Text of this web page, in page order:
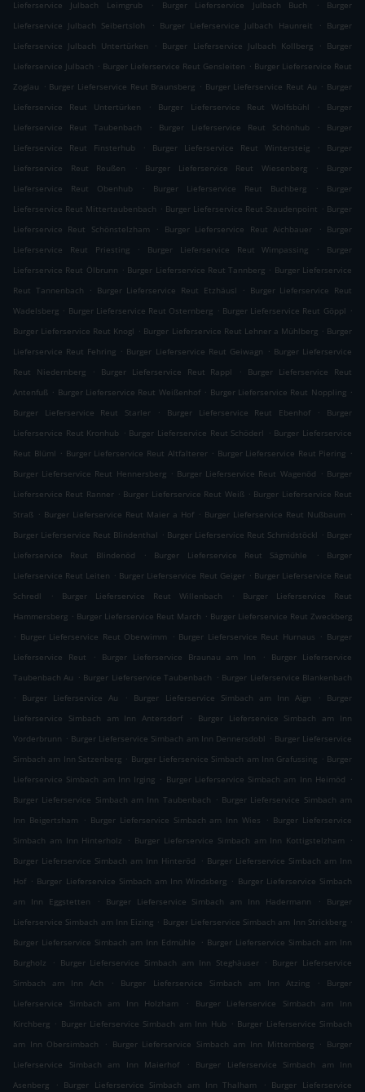
Lieferservice Julbach Leimgrub . Burger Lieferservice Julbach Buch .
Burger
Lieferservice Julbach Seibertsloh
. Burger Lieferservice Julbach Haunreit . Burger
Lieferservice Julbach Untertürken
. Burger Lieferservice Julbach Kollberg . Burger
Lieferservice Julbach . Burger Lieferservice Reut Gensleiten . Burger Lieferservice Reut
Zoglau . Burger Lieferservice Reut Braunsberg . Burger Lieferservice Reut Au . Burger
Lieferservice Reut Untertürken
. Burger Lieferservice Reut Wolfsbühl .
Burger
Lieferservice Reut Taubenbach
. Burger Lieferservice Reut Schönhub .
Burger
Lieferservice Reut Finsterhub
. Burger Lieferservice Reut Wintersteig .
Burger
Lieferservice Reut Reußen
. Burger Lieferservice Reut Wiesenberg .
Burger
Lieferservice Reut Obenhub
. Burger Lieferservice Reut Buchberg .
Burger
Lieferservice Reut Mittertaubenbach . Burger Lieferservice Reut Staudenpoint . Burger
Lieferservice Reut Schönstelzham
. Burger Lieferservice Reut Aichbauer . Burger
Lieferservice Reut Priesting
. Burger Lieferservice Reut Wimpassing .
Burger
Lieferservice Reut Ölbrunn . Burger Lieferservice Reut Tannberg . Burger Lieferservice
Reut Tannenbach
. Burger Lieferservice Reut Etzhäusl . Burger Lieferservice Reut
Wadelsberg . Burger Lieferservice Reut Osternberg . Burger Lieferservice Reut Göppl .
Burger Lieferservice Reut Knogl . Burger Lieferservice Reut Lehner a Mühlberg . Burger
Lieferservice Reut Fehring . Burger Lieferservice Reut Geiwagn . Burger Lieferservice
Reut Niedernberg
. Burger Lieferservice Reut Rappl .
Burger Lieferservice Reut
Antenfuß . Burger Lieferservice Reut Weißenhof . Burger Lieferservice Reut Noppling .
Burger Lieferservice Reut Starler
. Burger Lieferservice Reut Ebenhof .
Burger
Lieferservice Reut Kronhub . Burger Lieferservice Reut Schöderl . Burger Lieferservice
Reut Blüml . Burger Lieferservice Reut Altfalterer . Burger Lieferservice Reut Piering .
Burger Lieferservice Reut Hennersberg . Burger Lieferservice Reut Wagenöd . Burger
Lieferservice Reut Ranner . Burger Lieferservice Reut Weiß . Burger Lieferservice Reut
Straß . Burger Lieferservice Reut Maier a Hof . Burger Lieferservice Reut Nußbaum .
Burger Lieferservice Reut Blindenthal . Burger Lieferservice Reut Schmidstöckl . Burger
Lieferservice Reut Blindenöd
. Burger Lieferservice Reut Sägmühle .
Burger
Lieferservice Reut Leiten . Burger Lieferservice Reut Geiger . Burger Lieferservice Reut
Schredl
. Burger Lieferservice Reut Willenbach .
Burger Lieferservice Reut
Hammersberg . Burger Lieferservice Reut March . Burger Lieferservice Reut Zweckberg
. Burger Lieferservice Reut Oberwimm . Burger Lieferservice Reut Hurnaus . Burger
Lieferservice Reut
. Burger Lieferservice Braunau am Inn .
Burger Lieferservice
Taubenbach Au . Burger Lieferservice Taubenbach . Burger Lieferservice Blankenbach
.
Burger Lieferservice Au . Burger Lieferservice Simbach am Inn Aign .
Burger
Lieferservice Simbach am Inn Antersdorf
.
Burger Lieferservice Simbach am Inn
Vorderbrunn . Burger Lieferservice Simbach am Inn Dennersdobl . Burger Lieferservice
Simbach am Inn Satzenberg . Burger Lieferservice Simbach am Inn Grafussing . Burger
Lieferservice Simbach am Inn Irging . Burger Lieferservice Simbach am Inn Heimöd .
Burger Lieferservice Simbach am Inn Taubenbach . Burger Lieferservice Simbach am
Inn Beigertsham
. Burger Lieferservice Simbach am Inn Wies . Burger Lieferservice
Simbach am Inn Hinterholz
. Burger Lieferservice Simbach am Inn Kottigstelzham
.
Burger Lieferservice Simbach am Inn Hinteröd
. Burger Lieferservice Simbach am Inn
Hof . Burger Lieferservice Simbach am Inn Windsberg . Burger Lieferservice Simbach
am Inn Eggstetten
. Burger Lieferservice Simbach am Inn Hadermann .
Burger
Lieferservice Simbach am Inn Eizing . Burger Lieferservice Simbach am Inn Strickberg .
Burger Lieferservice Simbach am Inn Edmühle
. Burger Lieferservice Simbach am Inn
Burgholz
. Burger Lieferservice Simbach am Inn Steghäuser . Burger Lieferservice
Simbach am Inn Ach
. Burger Lieferservice Simbach am Inn Atzing .
Burger
Lieferservice Simbach am Inn Holzham
.
Burger Lieferservice Simbach am Inn
Kirchberg . Burger Lieferservice Simbach am Inn Hub . Burger Lieferservice Simbach
am Inn Obersimbach
. Burger Lieferservice Simbach am Inn Mitternberg . Burger
Lieferservice Simbach am Inn Maierhof
.
Burger Lieferservice Simbach am Inn
Asenberg
. Burger Lieferservice Simbach am Inn Thalham . Burger Lieferservice